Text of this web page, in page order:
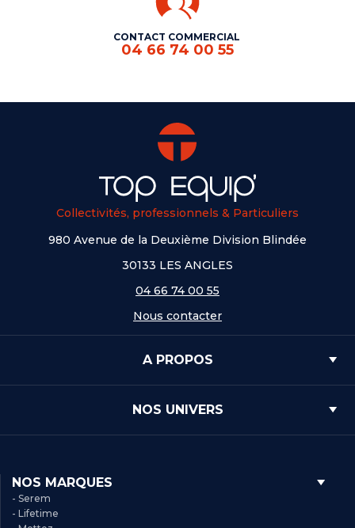
CONTACT COMMERCIAL
04 66 74 00 55
Collectivités, professionnels & Particuliers
980 Avenue de la Deuxième Division Blindée
30133 LES ANGLES
04 66 74 00 55
Nous contacter
A PROPOS
NOS UNIVERS
NOS MARQUES
- Serem
- Lifetime